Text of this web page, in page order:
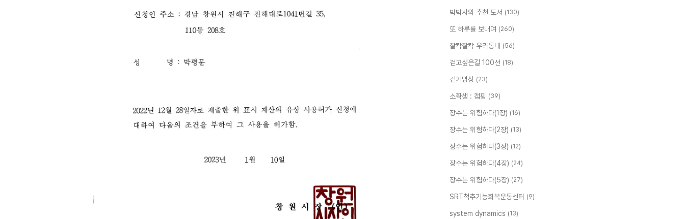
박박사의 추천 도서 (130)
또 하루를 보내며 (260)
찰칵찰칵 우리동네 (56)
걷고싶은길 100선 (18)
걷기명상 (23)
소확생 : 캠핑 (39)
장수는 위험하다(1장) (16)
장수는 위험하다(2장) (13)
장수는 위험하다(3장) (12)
장수는 위험하다(4장) (24)
장수는 위험하다(5장) (27)
SRT척추기능회복운동센터 (9)
system dynamics (13)